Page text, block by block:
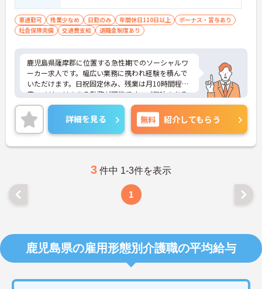
車通勤可 残業少なめ 日勤のみ 年間休日110日以上
ボーナス・賞与あり
社会保険完備
交通費支給 退職金制度あり
鹿児島県薩摩郡に位置する急性期でのソーシャルワ
ーカー求人です。幅広い業務に携われ経験を積んで
いただけます。日祝固定休み、残業は月10時間程
度、メリハリのある勤務が可能です。ご興味のある
方には、面接対策ポイントなど、さらに詳細をお話
しいたしますのでお気軽にご相談ください！
詳細を見る 無料 紹介してもらう
3 件中 1-3件を表示
1
鹿児島県の雇用形態別介護職の平均給与